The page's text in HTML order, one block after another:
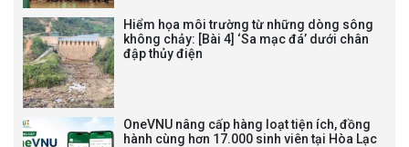
Hiểm họa môi trường từ những dòng sông
không chảy: [Bài 4] ‘Sa mạc đá’ dưới chân
đập thủy điện
OneVNU nâng cấp hàng loạt tiện ích, đồng
hành cùng hơn 17.000 sinh viên tại Hòa Lạc